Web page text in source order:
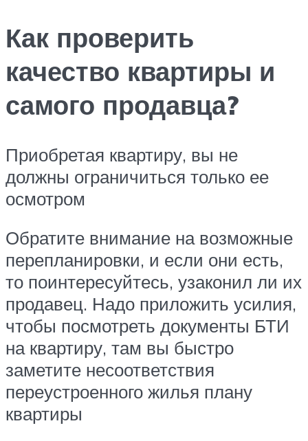
Как проверить
качество квартиры и
самого продавца?
Приобретая квартиру, вы не
должны ограничиться только ее
осмотром
Обратите внимание на возможные
перепланировки, и если они есть,
то поинтересуйтесь, узаконил ли их
продавец. Надо приложить усилия,
чтобы посмотреть документы БТИ
на квартиру, там вы быстро
заметите несоответствия
переустроенного жилья плану
квартиры